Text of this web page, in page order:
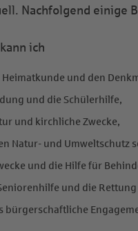
Nachfolgend einige
ich
und den
und die Schülerhilfe,
und kirchliche Zwecke,
Natur- und Umweltschutz
und die Hilfe für
und die
bürgerschaftliche